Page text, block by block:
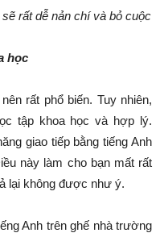
rất dễ nản chí và bỏ cuộc
học
rất phổ biến. Tuy nhiên,
tập khoa học và hợp lý.
giao tiếp bằng tiếng Anh
này làm cho bạn mất rất
lại không được như ý.
Anh trên ghế nhà trường